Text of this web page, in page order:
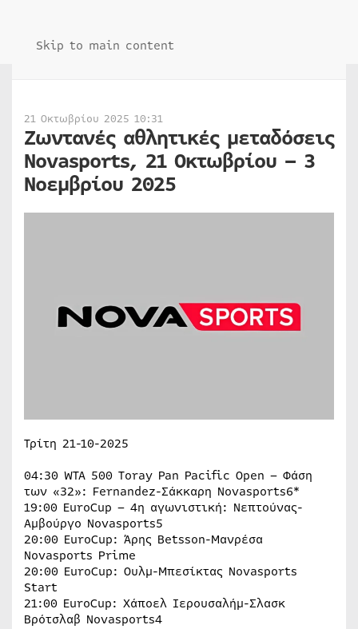
Skip to main content
21 Οκτωβρίου 2025 10:31
Ζωντανές αθλητικές μεταδόσεις
Novasports, 21 Οκτωβρίου – 3
Νοεμβρίου 2025
Τρίτη 21-10-2025
04:30 WTA 500 Toray Pan Pacific Open – Φάση
των «32»: Fernandez-Σάκκαρη Novasports6*
19:00 EuroCup – 4η αγωνιστική: Νεπτούνας-
Αμβούργο Novasports5
20:00 EuroCup: Άρης Betsson-Μανρέσα
Novasports Prime
20:00 EuroCup: Ουλμ-Μπεσίκτας Novasports
Start
21:00 EuroCup: Χάποελ Ιερουσαλήμ-Σλασκ
Βρότσλαβ Novasports4